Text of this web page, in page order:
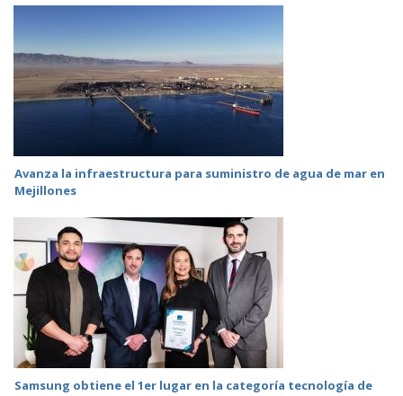
Avanza la infraestructura para suministro de agua de mar en
Mejillones
Samsung obtiene el 1er lugar en la categoría tecnología de